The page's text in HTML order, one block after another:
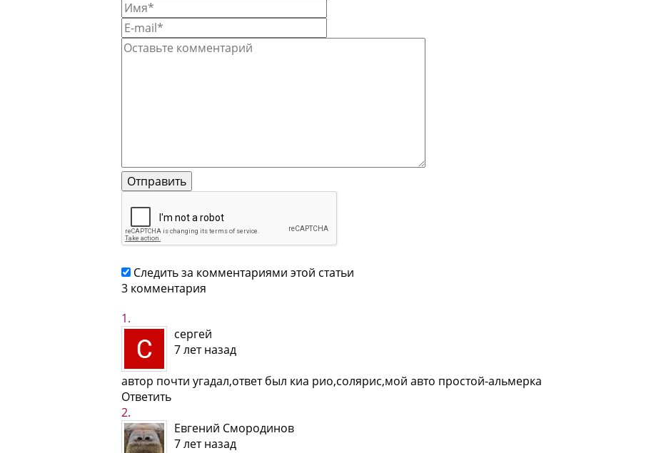
Следить за комментариями этой статьи
3 комментария
сергей
7 лет назад
автор почти угадал,ответ был киа рио,солярис,мой авто простой-альмерка
Ответить
Евгений Смородинов
7 лет назад